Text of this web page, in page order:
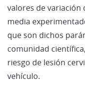
valores de variación
media
que son dichos
comunidad
riesgo de lesión
vehículo.